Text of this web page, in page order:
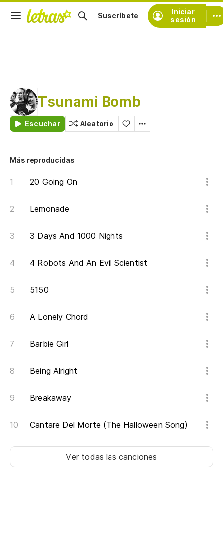
Iniciar
sesión
Suscríbete
Tsunami Bomb
Escuchar Aleatorio
Más reproducidas
20 Going On
Lemonade
3 Days And 1000 Nights
4 Robots And An Evil Scientist
5150
A Lonely Chord
Barbie Girl
Being Alright
Breakaway
Cantare Del Morte (The Halloween Song)
Ver todas las canciones